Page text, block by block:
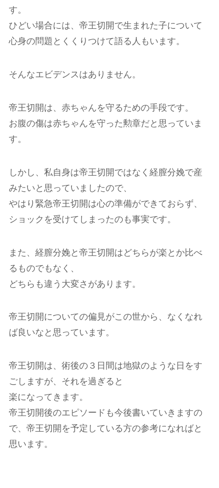
す。
ひどい場合には、帝王切開で生まれた子について
心身の問題とくくりつけて語る人もいます。
そんなエビデンスはありません。
帝王切開は、赤ちゃんを守るための手段です。
お腹の傷は赤ちゃんを守った勲章だと思っていま
す。
しかし、私自身は帝王切開ではなく経膣分娩で産
みたいと思っていましたので、
やはり緊急帝王切開は心の準備ができておらず、
ショックを受けてしまったのも事実です。
また、経膣分娩と帝王切開はどちらが楽とか比べ
るものでもなく、
どちらも違う大変さがあります。
帝王切開についての偏見がこの世から、なくなれ
ば良いなと思っています。
帝王切開は、術後の３日間は地獄のような日をす
ごしますが、それを過ぎると
楽になってきます。
帝王切開後のエピソードも今後書いていきますの
で、帝王切開を予定している方の参考になればと
思います。